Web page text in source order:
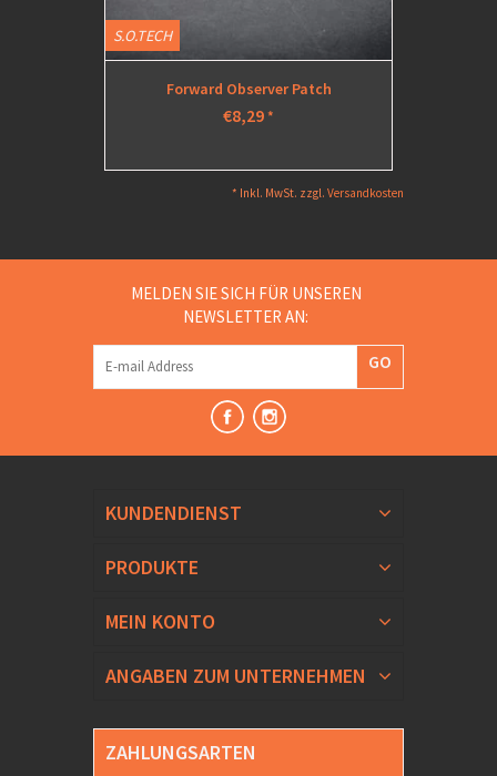
S.O.TECH
Forward Observer Patch
€8,29*
* Inkl. MwSt. zzgl. Versandkosten
MELDEN SIE SICH FÜR UNSEREN
NEWSLETTER AN:
GO
KUNDENDIENST
PRODUKTE
MEIN KONTO
ANGABEN ZUM UNTERNEHMEN
ZAHLUNGSARTEN